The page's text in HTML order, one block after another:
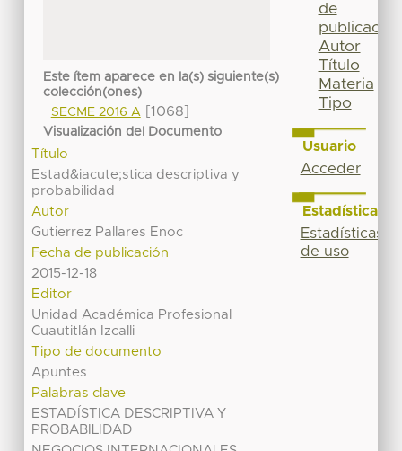
Este ítem aparece en la(s) siguiente(s)
colección(ones)
SECME 2016 A[1068]
Visualización del Documento
Título
Estad&iacute;stica descriptiva y
probabilidad
Autor
Gutierrez Pallares Enoc
Fecha de publicación
2015-12-18
Editor
Unidad Académica Profesional
Cuautitlán Izcalli
Tipo de documento
Apuntes
Palabras clave
ESTADÍSTICA DESCRIPTIVA Y
PROBABILIDAD
de
publicación
Autor
Título
Materia
Tipo
Usuario
Acceder
Estadísticas
Estadísticas
de uso